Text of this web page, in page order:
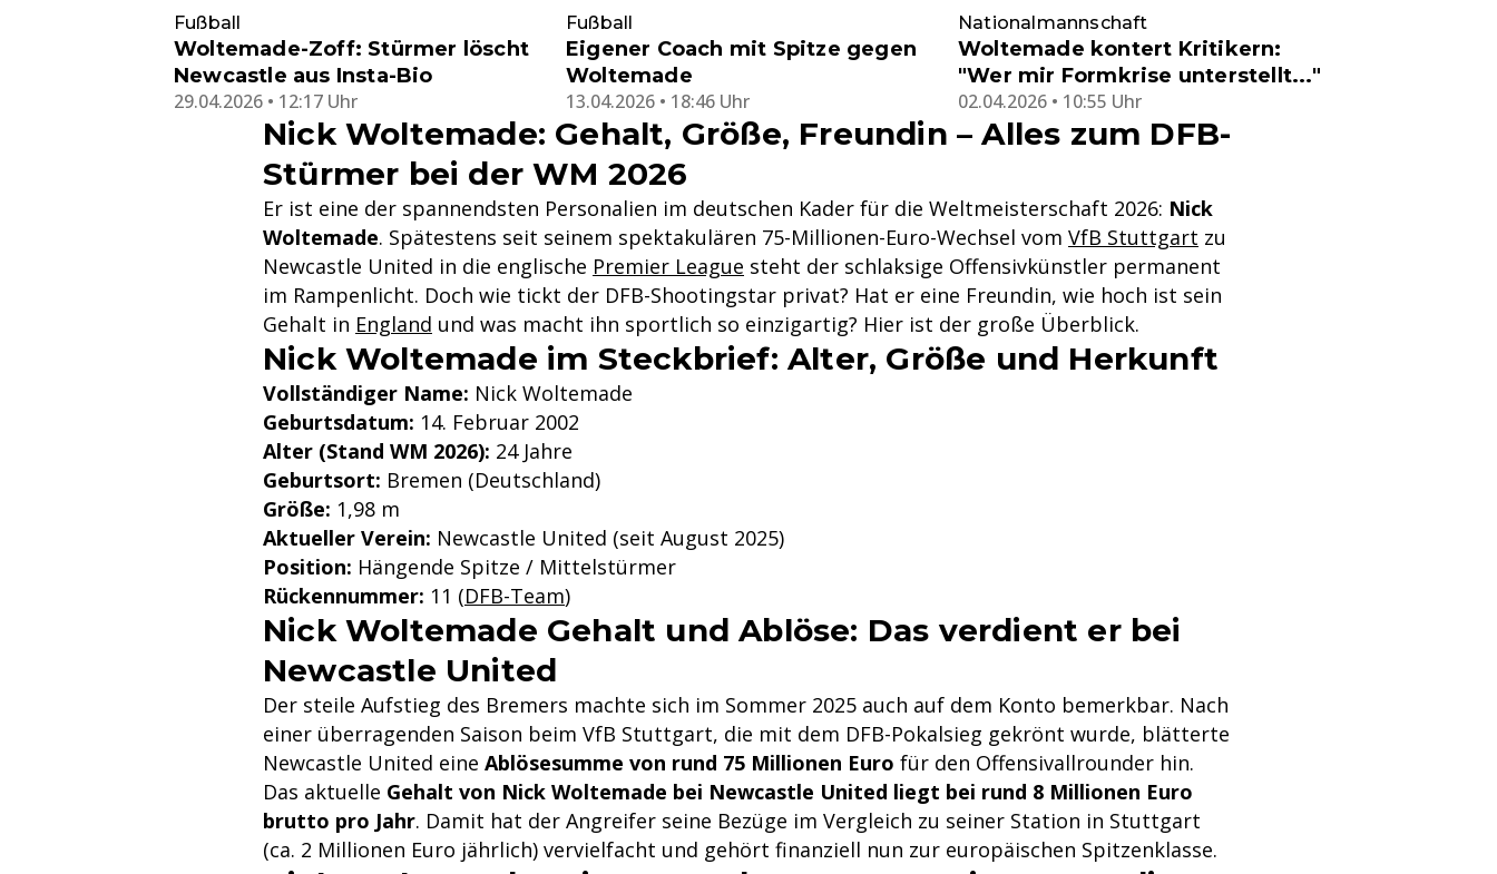
Fußball
Woltemade-Zoff: Stürmer löscht
Newcastle aus Insta-Bio
29.04.2026 • 12:17 Uhr
Fußball
Eigener Coach mit Spitze gegen
Woltemade
13.04.2026 • 18:46 Uhr
Nationalmannschaft
Woltemade kontert Kritikern:
"Wer mir Formkrise unterstellt..."
02.04.2026 • 10:55 Uhr
Nick Woltemade: Gehalt, Größe, Freundin – Alles zum DFB-
Stürmer bei der WM 2026
Er ist eine der spannendsten Personalien im deutschen Kader für die Weltmeisterschaft 2026: Nick
Woltemade. Spätestens seit seinem spektakulären 75-Millionen-Euro-Wechsel vom VfB Stuttgart zu
Newcastle United in die englische Premier League steht der schlaksige Offensivkünstler permanent
im Rampenlicht. Doch wie tickt der DFB-Shootingstar privat? Hat er eine Freundin, wie hoch ist sein
Gehalt in England und was macht ihn sportlich so einzigartig? Hier ist der große Überblick.
Nick Woltemade im Steckbrief: Alter, Größe und Herkunft
Vollständiger Name: Nick Woltemade
Geburtsdatum: 14. Februar 2002
Alter (Stand WM 2026): 24 Jahre
Geburtsort: Bremen (Deutschland)
Größe: 1,98 m
Aktueller Verein: Newcastle United (seit August 2025)
Position: Hängende Spitze / Mittelstürmer
Rückennummer: 11 (DFB-Team)
Nick Woltemade Gehalt und Ablöse: Das verdient er bei
Newcastle United
Der steile Aufstieg des Bremers machte sich im Sommer 2025 auch auf dem Konto bemerkbar. Nach
einer überragenden Saison beim VfB Stuttgart, die mit dem DFB-Pokalsieg gekrönt wurde, blätterte
Newcastle United eine Ablösesumme von rund 75 Millionen Euro für den Offensivallrounder hin.
Das aktuelle Gehalt von Nick Woltemade bei Newcastle United liegt bei rund 8 Millionen Euro
brutto pro Jahr. Damit hat der Angreifer seine Bezüge im Vergleich zu seiner Station in Stuttgart
(ca. 2 Millionen Euro jährlich) vervielfacht und gehört finanziell nun zur europäischen Spitzenklasse.